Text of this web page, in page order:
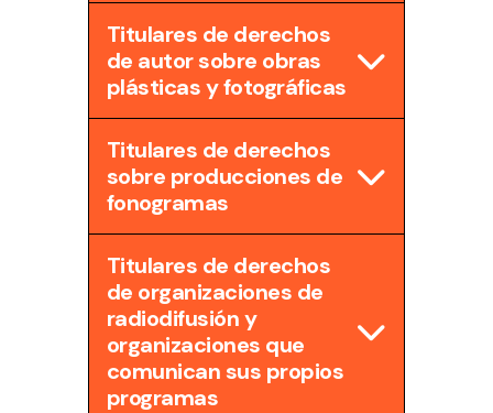
Titulares de derechos
de autor sobre obras
plásticas y fotográficas
Titulares de derechos
sobre producciones de
fonogramas
Titulares de derechos
de organizaciones de
radiodifusión y
organizaciones que
comunican sus propios
programas